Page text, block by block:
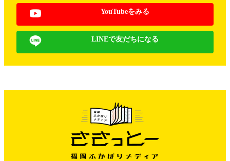
YouTubeをみる
LINEで友だちになる